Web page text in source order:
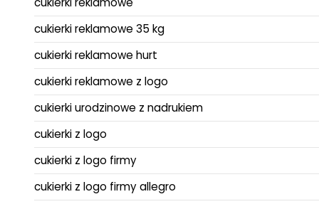
cukierki reklamowe 35 kg
cukierki reklamowe hurt
cukierki reklamowe z logo
cukierki urodzinowe z nadrukiem
cukierki z logo
cukierki z logo firmy
cukierki z logo firmy allegro